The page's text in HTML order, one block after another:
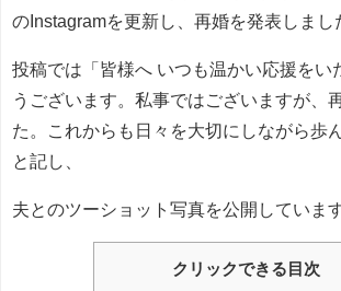
のInstagramを更新し、再婚を発表しまし
投稿では「皆様へ いつも温かい応援をい
うございます。私事ではございますが、
た。これからも日々を大切にしながら歩
と記し、
夫とのツーショット写真を公開しています
クリックできる目次